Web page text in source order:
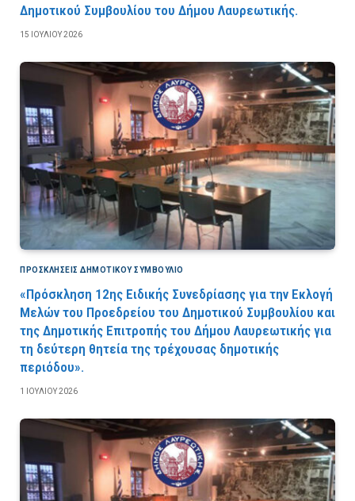
Δημοτικού Συμβουλίου του Δήμου Λαυρεωτικής.
15 ΙΟΥΛΊΟΥ 2026
ΠΡΟΣΚΛΉΣΕΙΣ ΔΗΜΟΤΙΚΟΎ ΣΥΜΒΟΎΛΙΟ
«Πρόσκληση 12ης Ειδικής Συνεδρίασης για την Εκλογή
Μελών του Προεδρείου του Δημοτικού Συμβουλίου και
της Δημοτικής Επιτροπής του Δήμου Λαυρεωτικής για
τη δεύτερη θητεία της τρέχουσας δημοτικής
περιόδου».
1 ΙΟΥΛΊΟΥ 2026